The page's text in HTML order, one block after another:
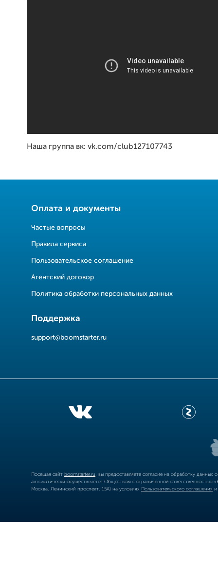
Наша группа вк: vk.com/club127107743
Оплата и документы
Частые вопросы
Правила сервиса
Пользовательское соглашение
Агентский договор
Политика обработки персональных данных
Поддержка
support@boomstarter.ru
Посещая сайт boomstarter.ru , вы предоставляете согласие на обработку
автоматически осуществляется Обществом с ограниченной
Москва, Ленинский проспект, 15А) на условиях Пользовательского соглашения и